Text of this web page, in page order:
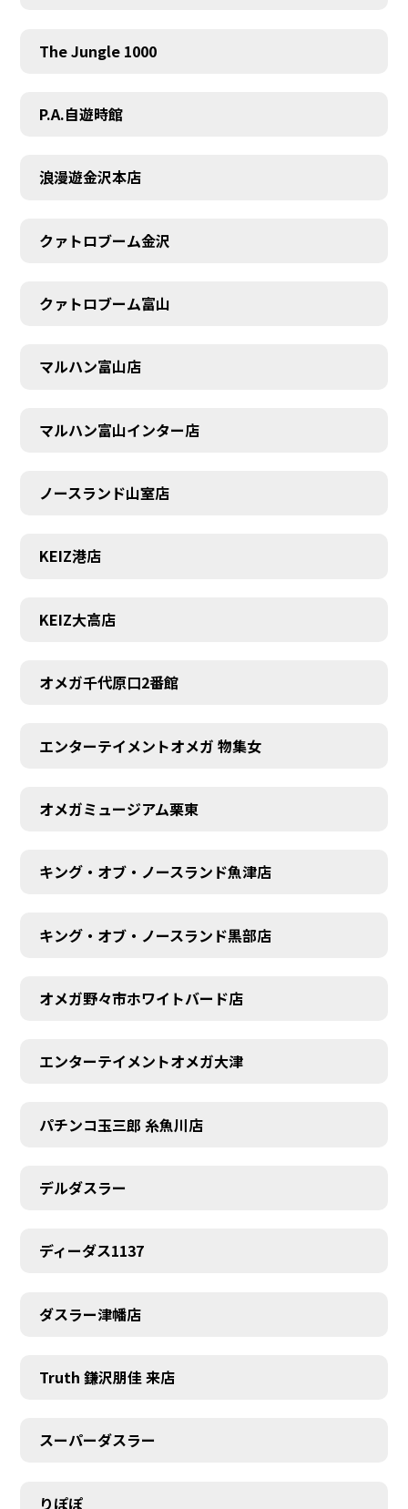
The Jungle 1000
P.A.自遊時館
浪漫遊金沢本店
クァトロブーム金沢
クァトロブーム富山
マルハン富山店
マルハン富山インター店
ノースランド山室店
KEIZ港店
KEIZ大高店
オメガ千代原口2番館
エンターテイメントオメガ 物集女
オメガミュージアム栗東
キング・オブ・ノースランド魚津店
キング・オブ・ノースランド黒部店
オメガ野々市ホワイトバード店
エンターテイメントオメガ大津
パチンコ玉三郎 糸魚川店
デルダスラー
ディーダス1137
ダスラー津幡店
Truth 鎌沢朋佳 来店
スーパーダスラー
りぽぽ